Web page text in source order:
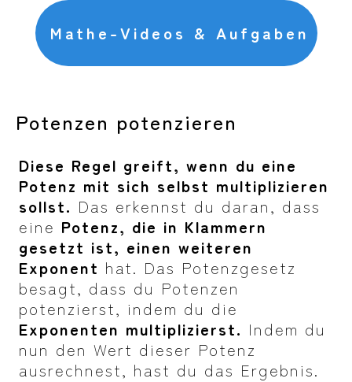
Mathe-Videos & Aufgaben
Potenzen potenzieren
Diese Regel greift, wenn du eine
Potenz mit sich selbst multiplizieren
sollst. Das erkennst du daran, dass
eine Potenz, die in Klammern
gesetzt ist, einen weiteren
Exponent hat. Das Potenzgesetz
besagt, dass du Potenzen
potenzierst, indem du die
Exponenten multiplizierst. Indem du
nun den Wert dieser Potenz
ausrechnest, hast du das Ergebnis.